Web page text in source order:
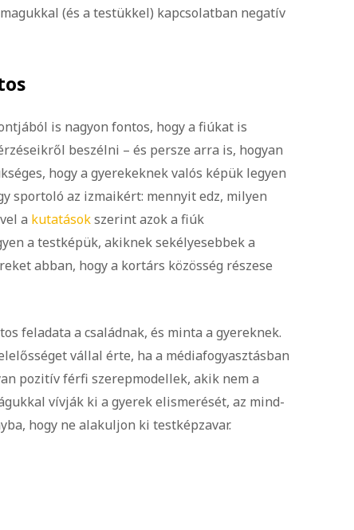
(és a testükkel) kapcsolatban negatív
is nagyon fontos, hogy a fiúkat is
beszélni – és persze arra is, hogyan
hogy a gyerekeknek valós képük legyen
sportoló az izmaikért: mennyit edz, milyen
a kutatásokszerint azok a fiúk
a testképük, akiknek sekélyesebbek a
abban, hogy a kortárs közösség részese
feladata a családnak, és minta a gyereknek.
vállal érte, ha a médiafogyasztásban
pozitív férfi szerepmodellek, akik nem a
vívják ki a gyerek elismerését, az mind-
hogy ne alakuljon ki testképzavar.